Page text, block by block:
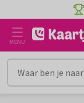
naar
inhoud
MENU